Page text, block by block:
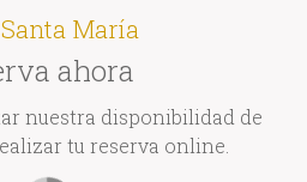
María
ahora
nuestra disponibilidad de
tu reserva online.